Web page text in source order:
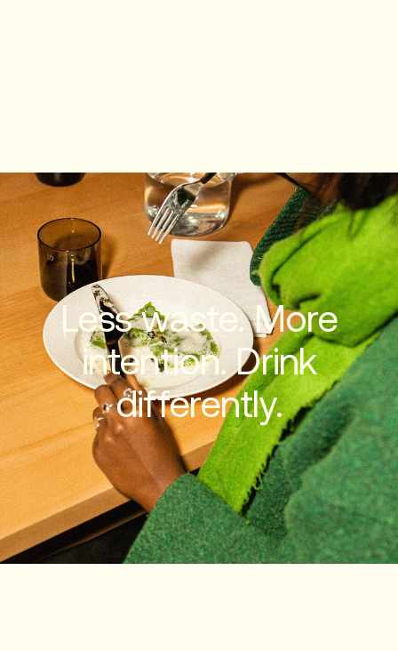
Less waste. More
intention. Drink
differently.